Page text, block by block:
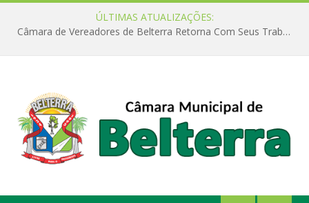
ÚLTIMAS ATUALIZAÇÕES:
Câmara de Vereadores de Belterra Retorna Com Seus Trabalhos Legislativos